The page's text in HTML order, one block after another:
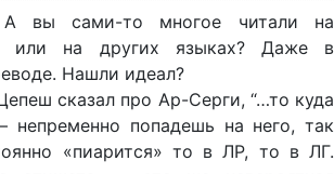
А вы сами-то многое читали на
или на других языках? Даже в
Нашли идеал?
сказал про Ар-Серги, “…то куда
непременно попадешь на него, так
«пиарится» то в ЛР, то в ЛГ.